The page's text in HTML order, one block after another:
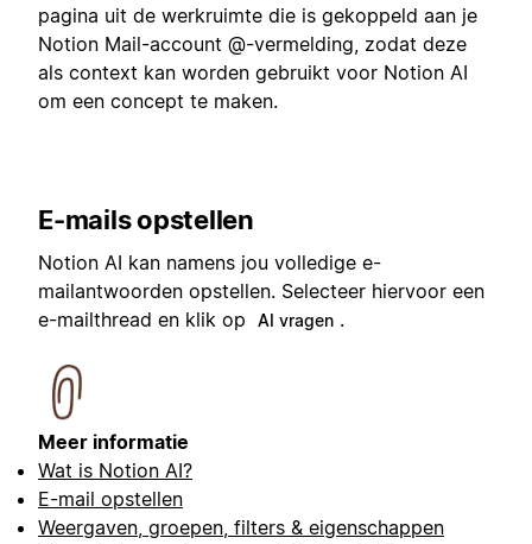
pagina uit de werkruimte die is gekoppeld aan je
Notion Mail-account @-vermelding, zodat deze
als context kan worden gebruikt voor Notion AI
om een concept te maken.
E-mails opstellen
Notion AI kan namens jou volledige e-
mailantwoorden opstellen. Selecteer hiervoor een
e-mailthread en klik op
AI vragen .
Meer informatie
Wat is Notion AI?
E-mail opstellen
Weergaven, groepen, filters & eigenschappen